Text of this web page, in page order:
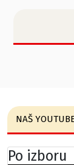
NAŠ
Po izboru